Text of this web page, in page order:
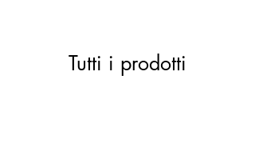
Tutti i prodotti